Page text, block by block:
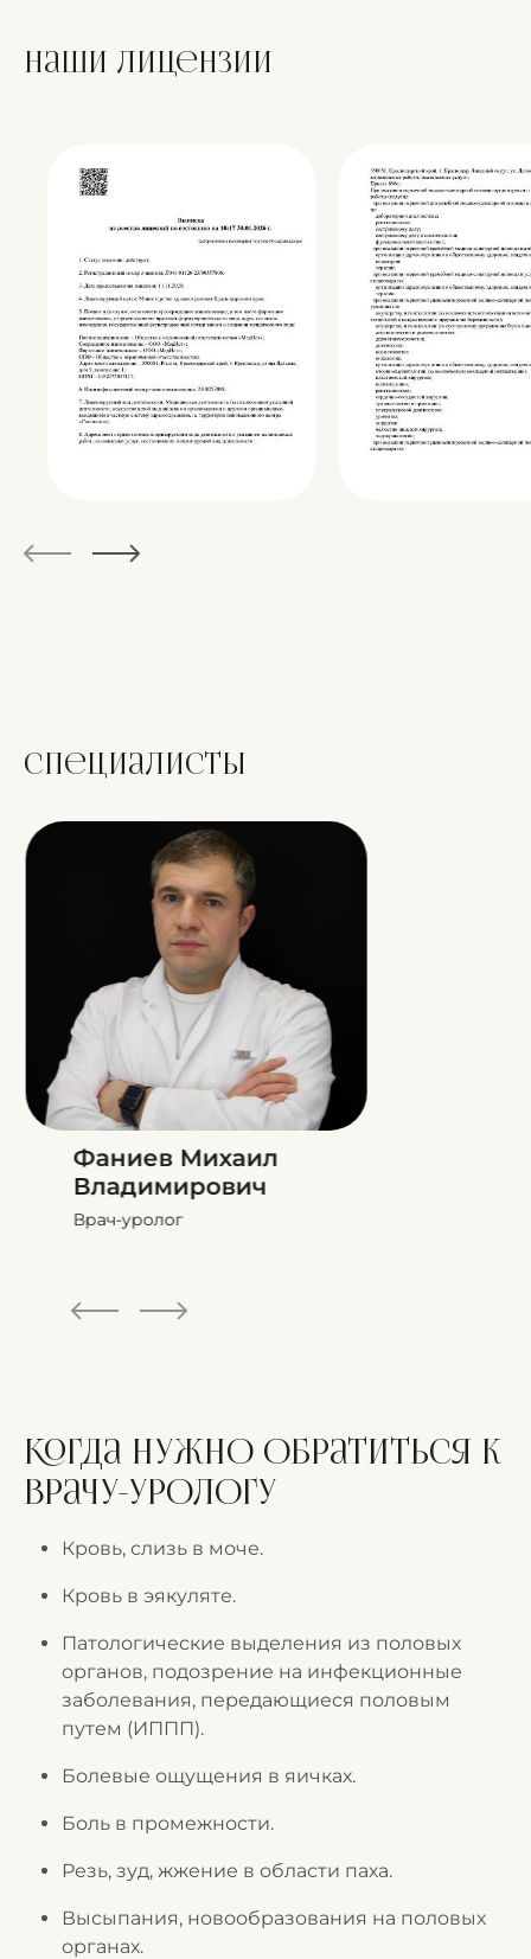
Наши лицензии
Специалисты
Фаниев Михаил
Владимирович
Врач-уролог
Когда нужно обратиться к
врачу-урологу
Кровь, слизь в моче.
Кровь в эякуляте.
Патологические выделения из половых
органов, подозрение на инфекционные
заболевания, передающиеся половым
путем (ИППП).
Болевые ощущения в яичках.
Боль в промежности.
Резь, зуд, жжение в области паха.
Высыпания, новообразования на половых
органах.